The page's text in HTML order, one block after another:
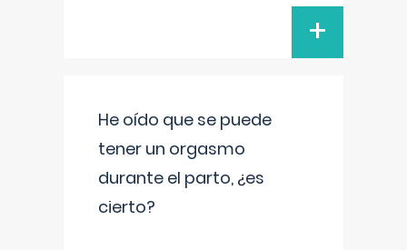
+
He oído que se puede
tener un orgasmo
durante el parto, ¿es
cierto?